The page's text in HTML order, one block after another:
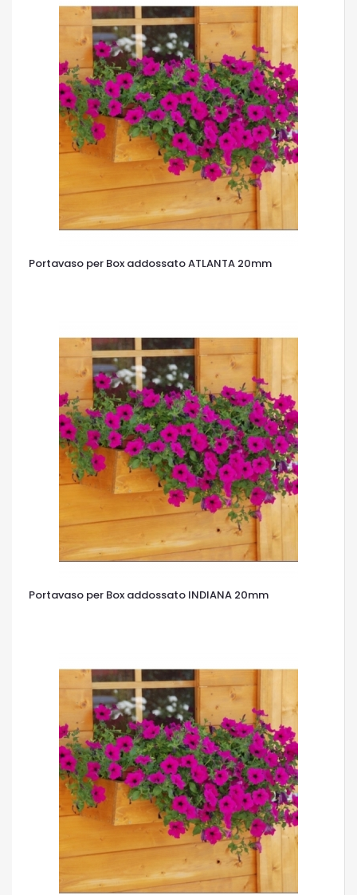
Portavaso per Box addossato ATLANTA 20mm
Portavaso per Box addossato INDIANA 20mm